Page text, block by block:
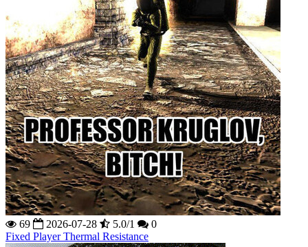
69 2026-07-28 5.0/1
0
Fixed Player Thermal Resistance